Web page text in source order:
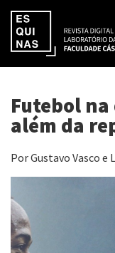
Futebol
além da
Por Gustavo Vasco e